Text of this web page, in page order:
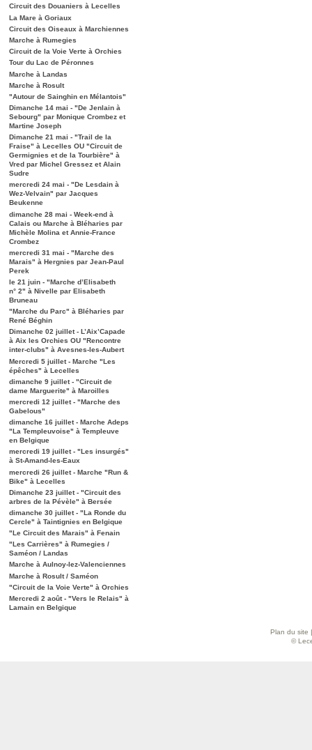
Circuit des Douaniers à Lecelles
La Mare à Goriaux
Circuit des Oiseaux à Marchiennes
Marche à Rumegies
Circuit de la Voie Verte à Orchies
Tour du Lac de Péronnes
Marche à Landas
Marche à Rosult
"Autour de Sainghin en Mélantois"
Dimanche 14 mai - "De Jenlain à
Sebourg" par Monique Crombez et
Martine Joseph
Dimanche 21 mai - "Trail de la
Fraise" à Lecelles OU "Circuit de
Germignies et de la Tourbière" à
Vred par Michel Gressez et Alain
Sudre
mercredi 24 mai - "De Lesdain à
Wez-Velvain" par Jacques
Beukenne
dimanche 28 mai - Week-end à
Calais ou Marche à Bléharies par
Michèle Molina et Annie-France
Crombez
mercredi 31 mai - "Marche des
Marais" à Hergnies par Jean-Paul
Perek
le 21 juin - "Marche d’Elisabeth
n° 2" à Nivelle par Elisabeth
Bruneau
"Marche du Parc" à Bléharies par
René Béghin
Dimanche 02 juillet - L’Aix’Capade
à Aix les Orchies OU "Rencontre
inter-clubs" à Avesnes-les-Aubert
Mercredi 5 juillet - Marche "Les
épêches" à Lecelles
dimanche 9 juillet - "Circuit de
dame Marguerite" à Maroilles
mercredi 12 juillet - "Marche des
Gabelous"
dimanche 16 juillet - Marche Adeps
"La Templeuvoise" à Templeuve
en Belgique
mercredi 19 juillet - "Les insurgés"
à St-Amand-les-Eaux
mercredi 26 juillet - Marche "Run &
Bike" à Lecelles
Dimanche 23 juillet - "Circuit des
arbres de la Pévèle" à Bersée
dimanche 30 juillet - "La Ronde du
Cercle" à Taintignies en Belgique
"Le Circuit des Marais" à Fenain
"Les Carrières" à Rumegies /
Saméon / Landas
Marche à Aulnoy-lez-Valenciennes
Marche à Rosult / Saméon
"Circuit de la Voie Verte" à Orchies
Mercredi 2 août - "Vers le Relais" à
Lamain en Belgique
Plan du site
©